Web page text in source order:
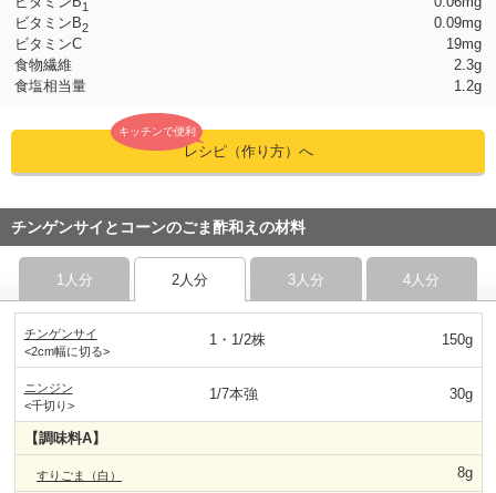
1
ビタミンB2
0.09mg
ビタミンC
19mg
食物繊維
2.3g
食塩相当量
1.2g
キッチンで便利
レシピ（作り方）へ
チンゲンサイとコーンのごま酢和えの材料
1人分 2人分 3人分 4人分
チンゲンサイ
<2cm幅に切る>
1・1/2株 150g
ニンジン
<千切り>
1/7本強 30g
【調味料A】
すりごま（白） 8g